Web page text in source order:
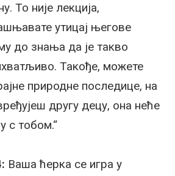
То није лекција,
утицај његове
до знања да је такво
Такође, можете
природне последице, на
другу децу, она неће
с тобом.“
Ваша ћерка се игра у